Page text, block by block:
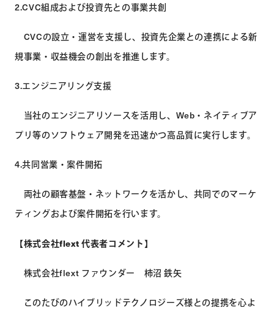
2.CVC組成および投資先との事業共創
CVCの設立・運営を支援し、投資先企業との連携による新
規事業・収益機会の創出を推進します。
3.エンジニアリング支援
当社のエンジニアリソースを活用し、Web・ネイティブア
プリ等のソフトウェア開発を迅速かつ高品質に実行します。
4.共同営業・案件開拓
両社の顧客基盤・ネットワークを活かし、共同でのマーケ
ティングおよび案件開拓を行います。
【株式会社flext 代表者コメント】
株式会社flext ファウンダー 柿沼 鉄矢
このたびのハイブリッドテクノロジーズ様との提携を心よ